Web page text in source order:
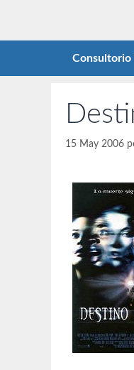
Consultorio
15 May 2006